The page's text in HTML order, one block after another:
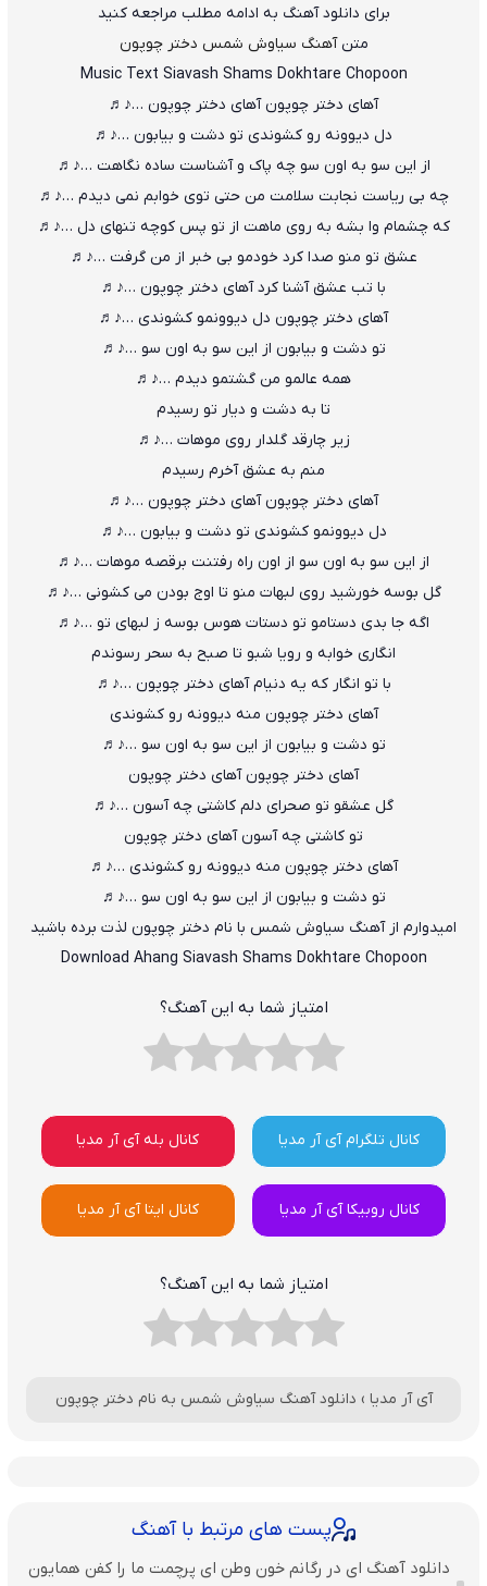
برای دانلود آهنگ به ادامه مطلب مراجعه کنید
متنآهنگ سیاوش شمس دختر چوپون
Music Text Siavash Shams Dokhtare Chopoon
آهای دختر چوپون آهای دختر چوپون …♪♬
دل دیوونه رو کشوندی تو دشت و بیابون …♪♬
از این سو به اون سو چه پاک و آشناست ساده نگاهت …♪♬
چه بی ریاست نجابت سلامت من حتی توی خوابم نمی دیدم …♪♬
که چشمام وا بشه به روی ماهت از تو پس کوچه تنهای دل …♪♬
عشق تو منو صدا کرد خودمو بی خبر از من گرفت …♪♬
با تب عشق آشنا کرد آهای دختر چوپون …♪♬
آهای دختر چوپون دل دیوونمو کشوندی …♪♬
تو دشت و بیابون از این سو به اون سو …♪♬
همه عالمو من گشتمو دیدم …♪♬
تا به دشت و دیار تو رسیدم
زیر چارقد گلدار روی موهات …♪♬
منم به عشق آخرم رسیدم
آهای دختر چوپون آهای دختر چوپون …♪♬
دل دیوونمو کشوندی تو دشت و بیابون …♪♬
از این سو به اون سو از اون راه رفتنت برقصه موهات …♪♬
گل بوسه خورشید روی لبهات منو تا اوج بودن می کشونی …♪♬
اگه جا بدی دستامو تو دستات هوس بوسه ز لبهای تو …♪♬
انگاری خوابه و رویا شبو تا صبح به سحر رسوندم
با تو انگار که یه دنیام آهای دختر چوپون …♪♬
آهای دختر چوپون منه دیوونه رو کشوندی
تو دشت و بیابون از این سو به اون سو …♪♬
آهای دختر چوپون آهای دختر چوپون
گل عشقو تو صحرای دلم کاشتی چه آسون …♪♬
تو کاشتی چه آسون آهای دختر چوپون
آهای دختر چوپون منه دیوونه رو کشوندی …♪♬
تو دشت و بیابون از این سو به اون سو …♪♬
امیدوارم از آهنگ سیاوش شمس با نام دختر چوپون لذت برده باشید
Download Ahang Siavash Shams Dokhtare Chopoon
امتیاز شما به این آهنگ؟
کانال تلگرام آی آر مدیا کانال بله آی آر مدیا
کانال روبیکا آی آر مدیا کانال ایتا آی آر مدیا
امتیاز شما به این آهنگ؟
آی آر مدیا › دانلود آهنگ سیاوش شمس به نام دختر چوپون
پست های مرتبط با آهنگ
دانلود آهنگ ای در رگانم خون وطن ای پرچمت ما را کفن همایون